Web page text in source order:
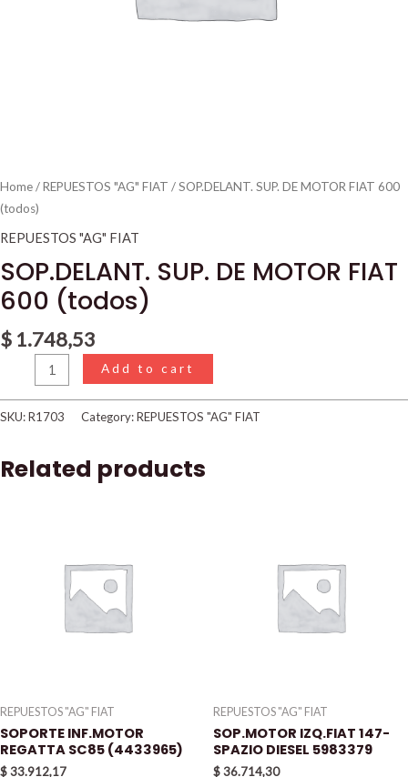
Home/REPUESTOS "AG" FIAT / SOP.DELANT. SUP. DE MOTOR FIAT 600
(todos)
REPUESTOS "AG" FIAT
SOP.DELANT. SUP. DE MOTOR FIAT
600 (todos)
$ 1.748,53
Add to cart
SKU:R1703 Category:REPUESTOS "AG" FIAT
Related products
REPUESTOS "AG" FIAT
SOPORTE INF.MOTOR
REGATTA SC85 (4433965)
$33.912,17
REPUESTOS "AG" FIAT
SOP.MOTOR IZQ.FIAT 147-
SPAZIO DIESEL 5983379
$36.714,30